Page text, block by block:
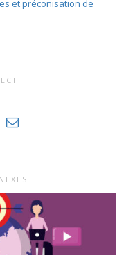
et préconisation de